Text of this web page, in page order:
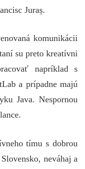
Juraș.
komunikácii
su preto kreatívni
napríklad s
a prípadne majú
Java. Nespornou
tímu s dobrou
neváhaj a